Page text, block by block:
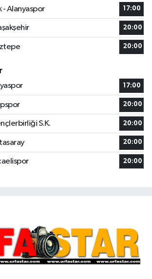
- Alanyaspor
17:00
20:00
20:00
17:00
20:00
S.K. 20:00
20:00
20:00